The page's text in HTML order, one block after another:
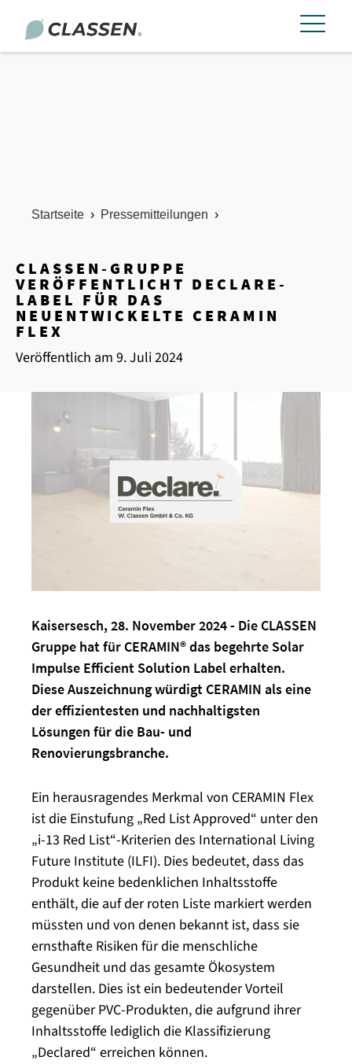
Startseite › Pressemitteilungen ›
CLASSEN-GRUPPE
VERÖFFENTLICHT DECLARE-
LABEL FÜR DAS
NEUENTWICKELTE CERAMIN
FLEX
Veröffentlich am 9. Juli 2024
Kaisersesch, 28. November 2024 - Die CLASSEN
Gruppe hat für CERAMIN® das begehrte Solar
Impulse Efficient Solution Label erhalten.
Diese Auszeichnung würdigt CERAMIN als eine
der effizientesten und nachhaltigsten
Lösungen für die Bau- und
Renovierungsbranche.
Ein herausragendes Merkmal von CERAMIN Flex
ist die Einstufung „Red List Approved“ unter den
„i-13 Red List“-Kriterien des International Living
Future Institute (ILFI). Dies bedeutet, dass das
Produkt keine bedenklichen Inhaltsstoffe
enthält, die auf der roten Liste markiert werden
müssten und von denen bekannt ist, dass sie
ernsthafte Risiken für die menschliche
Gesundheit und das gesamte Ökosystem
darstellen. Dies ist ein bedeutender Vorteil
gegenüber PVC-Produkten, die aufgrund ihrer
Inhaltsstoffe lediglich die Klassifizierung
„Declared“ erreichen können.